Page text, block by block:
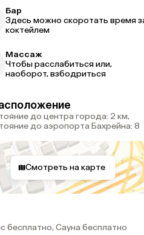
Бар
Здесь можно скоротать время
коктейлем
Массаж
Чтобы расслабиться или,
наоборот, взбодриться
до аэропорта Бахрейна: 8
Смотреть на карте
Сауна бесплатно